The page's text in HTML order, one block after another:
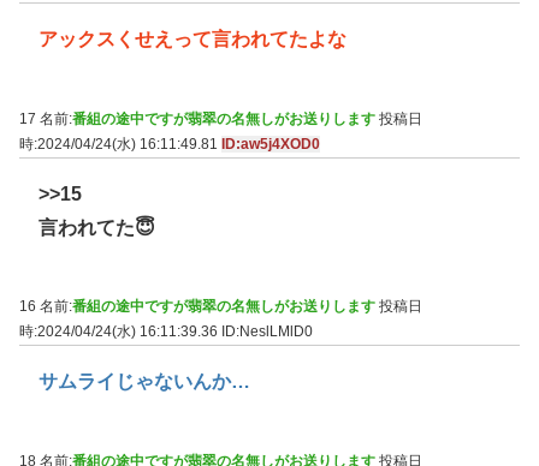
アックスくせえって言われてたよな
17 名前:番組の途中ですが翡翠の名無しがお送りします 投稿日
時:2024/04/24(水) 16:11:49.81 ID:aw5j4XOD0
>>15
言われてた😇
16 名前:番組の途中ですが翡翠の名無しがお送りします 投稿日
時:2024/04/24(水) 16:11:39.36
ID:NeslLMlD0
サムライじゃないんか…
18 名前:番組の途中ですが翡翠の名無しがお送りします 投稿日